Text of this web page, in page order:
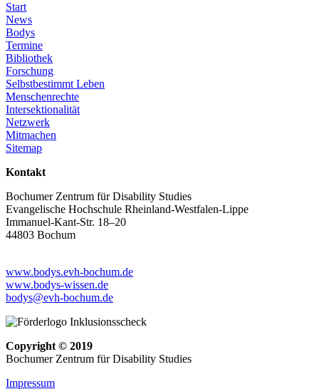
Start
News
Bodys
Termine
Bibliothek
Forschung
Selbstbestimmt Leben
Menschenrechte
Intersektionalität
Netzwerk
Mitmachen
Sitemap
Kontakt
Bochumer Zentrum für Disability Studies
Evangelische Hochschule Rheinland-Westfalen-Lippe
Immanuel-Kant-Str. 18–20
44803 Bochum
www.bodys.evh-bochum.de
www.bodys-wissen.de
bodys@evh-bochum.de
Copyright © 2019
Bochumer Zentrum für Disability Studies
Impressum